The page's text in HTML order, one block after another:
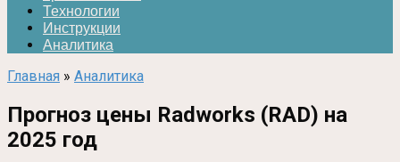
Технологии
Инструкции
Аналитика
Главная » Аналитика
Прогноз цены Radworks (RAD) на
2025 год